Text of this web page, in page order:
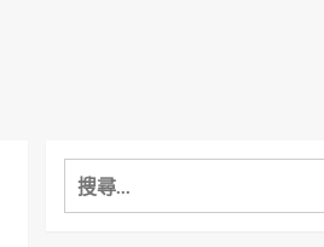
搜
尋